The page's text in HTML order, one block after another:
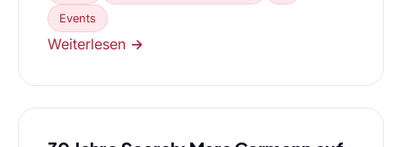
Events
Weiterlesen →